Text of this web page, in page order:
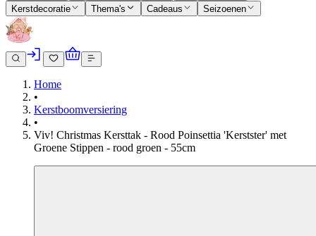
Kerstdecoratie
Thema's Cadeaus Seizoenen
Home
•
Kerstboomversiering
•
Viv! Christmas Kersttak - Rood Poinsettia 'Kerstster' met
Groene Stippen - rood groen - 55cm